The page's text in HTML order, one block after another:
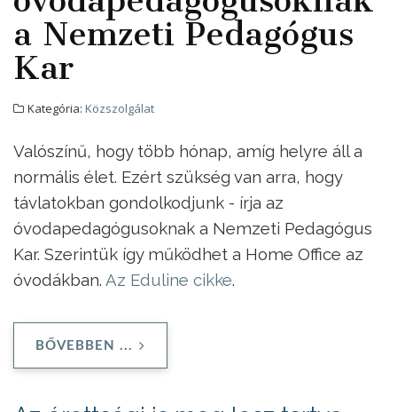
a Nemzeti Pedagógus
Kar
Kategória: Közszolgálat
Valószínű, hogy több hónap, amíg helyre áll a
normális élet. Ezért szükség van arra, hogy
távlatokban gondolkodjunk - írja az
óvodapedagógusoknak a Nemzeti Pedagógus
Kar. Szerintük így működhet a Home Office az
óvodákban. Az Eduline cikke.
BŐVEBBEN ...